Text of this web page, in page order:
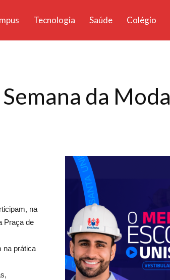
Tecnologia Saúde Colégio
da Moda
na
Praça de
na prática